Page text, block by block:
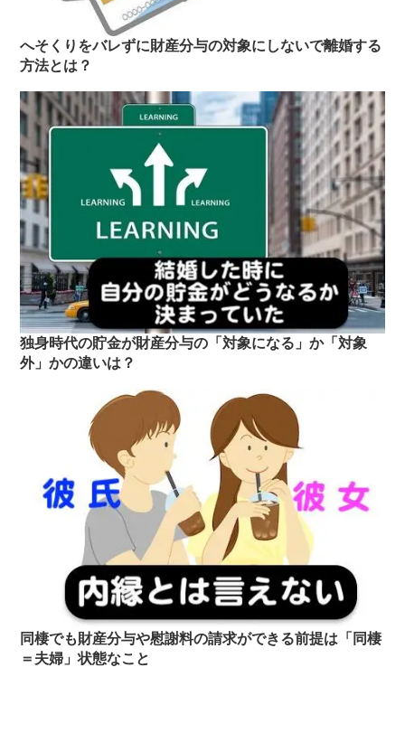
へそくりをバレずに財産分与の対象にしないで離婚する
方法とは？
独身時代の貯金が財産分与の「対象になる」か「対象
外」かの違いは？
同棲でも財産分与や慰謝料の請求ができる前提は「同棲
＝夫婦」状態なこと